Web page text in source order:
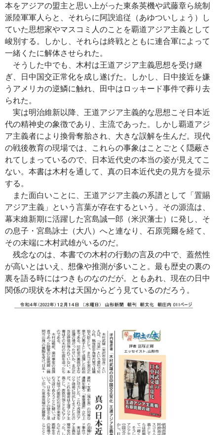
本をアジアの盟主と思い上がった東条英機や武藤章ら統制
派陸軍軍人らと、それらに阿諛追従（あゆついしょう）し
ていた思想家やマスコミ人のことを覇道アジア主義として
峻別する。しかし、それらは終戦とともに連合軍によって
一緒くたに解体させられた。
そうした中でも、木村は王道アジア主義思想を受け継
ぎ、日中国交正常化を成し遂げた。しかし、日中接近を嫌
うアメリカの逆鱗に触れ、田中はロッキード事件で葬り去
られた。
実は明治維新以降、王道アジア主義的な思想こそ日本近
代の精神史の象徴であり、主流であった。しかし覇道アジ
ア主義者により換骨奪胎され、大きな誤解を生んだ。現代
の戦後教育の現場では、これらの事象はことごとく隠蔽さ
れてしまっているので、日本近代史の本当の姿が見えてこ
ない。本書は木村を通して、真の日本近代史の見方を提示
する。
また面白いことに、王道アジア主義の系譜として「置賜
アジア主義」という言葉が存在するという。その源流は、
幕末維新期に活躍した宮島誠一郎（米沢藩士）に発し、そ
の息子・宮島詠士（大八）へと連なり、石原莞爾を経て、
その末端に木村武雄がいるのだ。
残念なのは、本書での木村の行動の言及の中で、蓋然性
が高いとはいえ、想像や推測が多いこと。最も歴史の裏の
裏を語る時にはつきものなのだが。ともあれ、現在の日中
関係の現状を木村は天国からどう見ているのだろう。